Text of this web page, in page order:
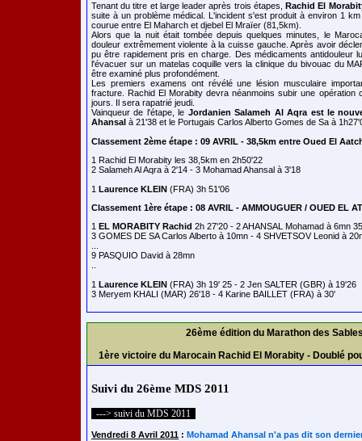
Tenant du titre et large leader après trois étapes,Rachid El
suite à un problème médical. L'incident s'est produit à environ 1
courue entre El Maharch et djebel El Mraïer (81,5km).
Alors que la nuit était tombée depuis quelques minutes, le
douleur extrêmement violente à la cuisse gauche. Après avoir
pu être rapidement pris en charge. Des médicaments antidouleur
l'évacuer sur un matelas coquille vers la clinique du bivouac du
être examiné plus profondément.
Les premiers examens ont révélé une lésion musculaire
fracture. Rachid El Morabity devra néanmoins subir une opération
jours. Il sera rapatrié jeudi.
Vainqueur de l'étape, le Jordanien Salameh Al Aqra est le
Ahansal à 21'38 et le Portugais Carlos Alberto Gomes de Sa à
Classement 2ème étape : 09 AVRIL - 38,5km entre Oued El
1 Rachid El Morabity les 38,5km en 2h50'22
2 Salameh Al Aqra à 2'14 - 3 Mohamad Ahansal à 3'18
1 Laurence KLEIN
Classement 1ère étape : 08 AVRIL - AMMOUGUER / OUED EL
1 EL MORABITY Rachid 2h 27'20 - 2 AHANSAL Mohamad à 6mn 35
3 GOMES DE SA Carlos Alberto à 10mn - 4 SHVETSOV Leonid à
9 PASQUIO David à 28mn
1 Laurence KLEIN (FRA) 3h 19' 25 - 2 Jen SALTER (GBR) à 19'26
26ème édition du Marathon des
1ère victoire du Marocain Rachid El Morabity - Doublé
Suivi du 26ème MDS 2011
---> suivi du MDS 2011
Vendredi 8 Avril 2011 : Mohamad Ahansal n'a pas dit son